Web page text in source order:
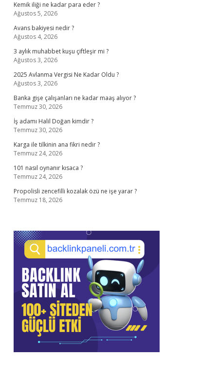
Kemik iliği ne kadar para eder ?
Ağustos 5, 2026
Avans bakiyesi nedir ?
Ağustos 4, 2026
3 aylık muhabbet kuşu çiftleşir mi ?
Ağustos 3, 2026
2025 Avlanma Vergisi Ne Kadar Oldu ?
Ağustos 3, 2026
Banka gişe çalışanları ne kadar maaş alıyor ?
Temmuz 30, 2026
İş adamı Halil Doğan kimdir ?
Temmuz 30, 2026
Karga ile tilkinin ana fikri nedir ?
Temmuz 24, 2026
101 nasıl oynanır kısaca ?
Temmuz 24, 2026
Propolisli zencefilli kozalak özü ne işe yarar ?
Temmuz 18, 2026